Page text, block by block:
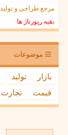
مرجع طراحی و
بقیه رپورتاژ ها
موضوعات
بازار تولید
قیمت
تجارت